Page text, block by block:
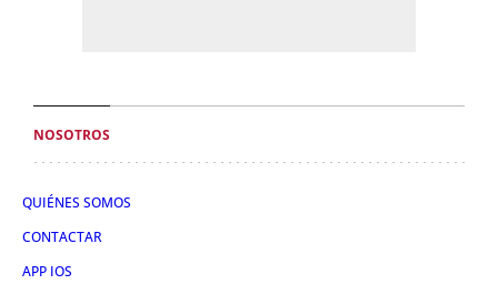
NOSOTROS
QUIÉNES SOMOS
CONTACTAR
APP IOS